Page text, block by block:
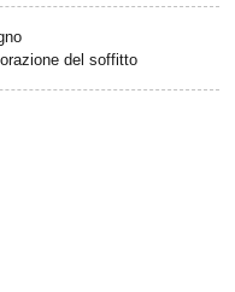
del soffitto